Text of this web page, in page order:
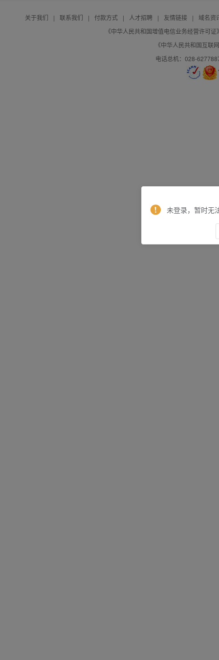
关于我们 | 联系我们 | 付款方式 | 人才招聘 | 友情链接 |
域名资
《中华人民共和国增值电信业务经营许可
《中华人民共和国互联
电话总机：028-
未登录，暂时无